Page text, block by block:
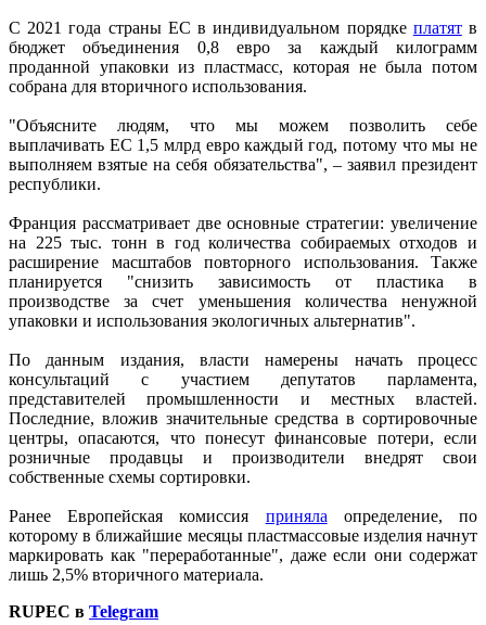
С 2021 года страны ЕС в индивидуальном порядке платятв
бюджет объединения 0,8 евро за каждый килограмм
проданной упаковки из пластмасс, которая не была потом
собрана для вторичного использования.
"Объясните людям, что мы можем позволить себе
выплачивать ЕС 1,5 млрд евро каждый год, потому что мы не
выполняем взятые на себя обязательства", – заявил президент
республики.
Франция рассматривает две основные стратегии: увеличение
на 225 тыс. тонн в год количества собираемых отходов и
расширение масштабов повторного использования. Также
планируется "снизить зависимость от пластика в
производстве за счет уменьшения количества ненужной
упаковки и использования экологичных альтернатив".
По данным издания, власти намерены начать процесс
консультаций с участием депутатов парламента,
представителей промышленности и местных властей.
Последние, вложив значительные средства в сортировочные
центры, опасаются, что понесут финансовые потери, если
розничные продавцы и производители внедрят свои
собственные схемы сортировки.
Ранее Европейская комиссия принялаопределение, по
которому в ближайшие месяцы пластмассовые изделия начнут
маркировать как "переработанные", даже если они содержат
лишь 2,5% вторичного материала.
RUPEC в Telegram